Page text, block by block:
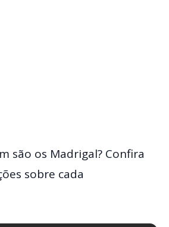
são os Madrigal? Confira
sobre cada